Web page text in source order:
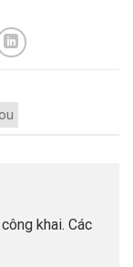
khai. Các